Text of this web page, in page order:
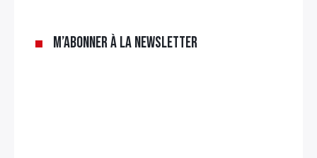
M’abonner à la newsletter